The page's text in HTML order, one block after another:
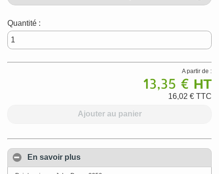
Quantité :
A partir de :
13,35 € HT
16,02 € TTC
Ajouter au panier
En savoir plus